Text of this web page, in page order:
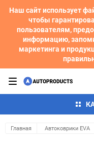
Наш сайт использует
чтобы
пользователям,
информацию,
маркетинга и
Главная Автоковрики EVA